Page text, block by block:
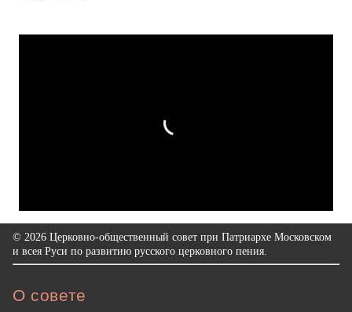
© 2026 Церковно-общественный совет при Патриархе Московском
и всея Руси по развитию русского церковного пения.
О совете